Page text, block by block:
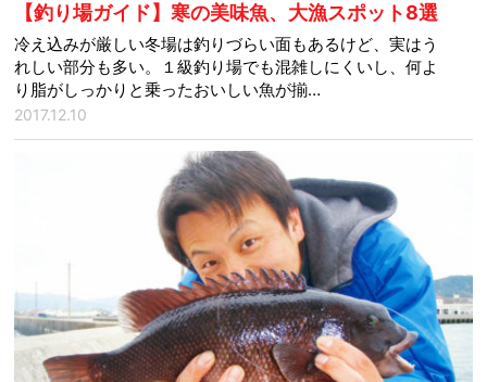
【釣り場ガイド】寒の美味魚、大漁スポット8選
冷え込みが厳しい冬場は釣りづらい面もあるけど、実はう
れしい部分も多い。１級釣り場でも混雑しにくいし、何よ
り脂がしっかりと乗ったおいしい魚が揃…
2017.12.10